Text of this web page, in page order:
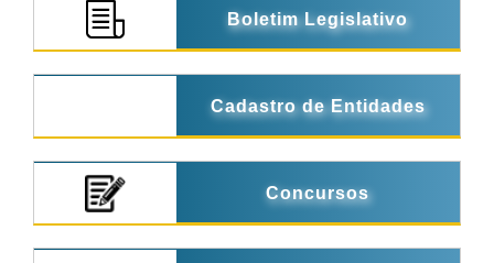
Boletim Legislativo
Cadastro de Entidades
Concursos